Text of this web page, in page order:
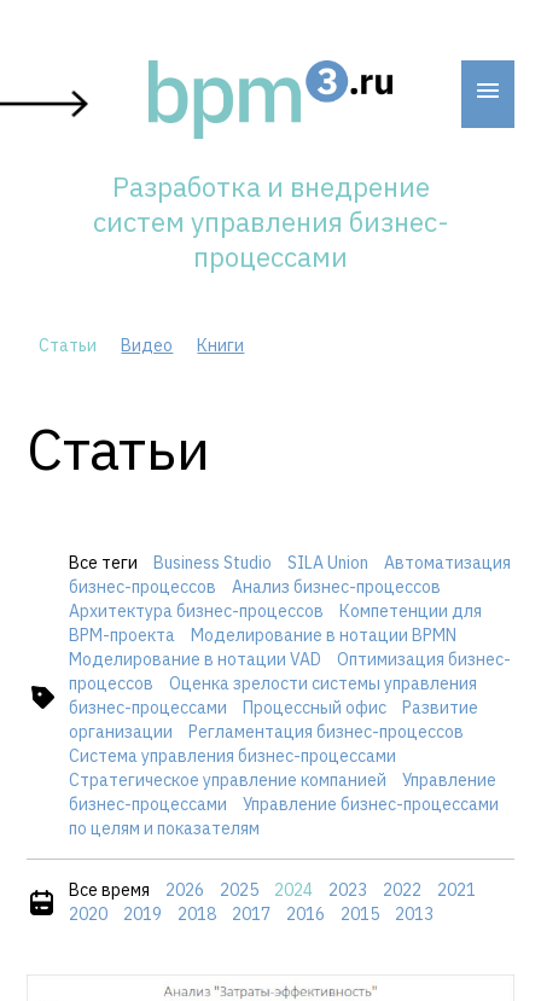
content
Разработка и внедрение
систем управления бизнес-
процессами
Статьи Видео Книги
Статьи
Все теги Business Studio SILA Union
Автоматизация
бизнес-процессов
Анализ бизнес-процессов
Архитектура бизнес-процессов
Компетенции для
BPM-проекта
Моделирование в нотации BPMN
Моделирование в нотации VAD
Оптимизация бизнес-
процессов
Оценка зрелости системы управления
бизнес-процессами
Процессный офис
Развитие
организации
Регламентация бизнес-процессов
Система управления бизнес-процессами
Стратегическое управление компанией
Управление
бизнес-процессами
Управление бизнес-процессами
по целям и показателям
Все время 2026 2025 2024 2023 2022
2021
2020
2019 2018 2017 2016 2015 2013